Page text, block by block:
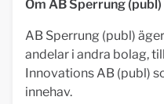
Om AB Sperrung (publ)
AB Sperrung (publ)
andelar i andra bolag,
Innovations AB (publ)
innehav.